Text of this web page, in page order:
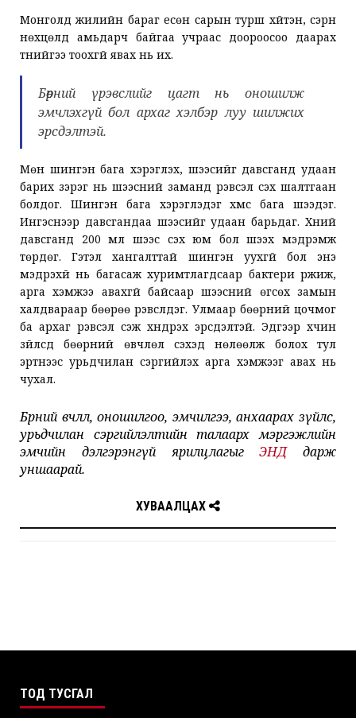
Монголд жилийн бараг есөн сарын турш хүйтэн, сэрүүн
нөхцөлд амьдарч байгаа учраас доороосоо даарах
түүнийгээ тоохгүй явах нь их.
Бөөрний үрэвслийг цагт нь оношилж
эмчлэхгүй бол архаг хэлбэр луу шилжих
эрсдэлтэй.
Мөн шингэн бага хэрэглэх, шээсийг давсганд удаан
барих зэрэг нь шээсний заманд үрэвсэл үүсэх шалтгаан
болдог. Шингэн бага хэрэглэдэг хүмүүс бага шээдэг.
Ингэснээр давсгандаа шээсийг удаан барьдаг. Хүний
давсганд 200 мл шээс үүсэх юм бол шээх мэдрэмж
төрдөг. Гэтэл хангалттай шингэн уухгүй бол энэ
мэдрэхүй нь багасаж хуримтлагдсаар бактери үржиж,
арга хэмжээ авахгүй байсаар шээсний өгсөх замын
халдвараар бөөрөө үрэвсүүлдэг. Улмаар бөөрний цочмог
ба архаг үрэвсэл үүсэж хүндрэх эрсдэлтэй. Эдгээр хүчин
зүйлсүүд бөөрний өвчлөл үүсэхэд нөлөөлж болох тул
эртнээс урьдчилан сэргийлэх арга хэмжээг авах нь
чухал.
Бөөрний өвчлөл, оношилгоо, эмчилгээ, анхаарах зүйлс,
урьдчилан сэргийлэлтийн талаарх мэргэжлийн
эмчийн дэлгэрэнгүй ярилцлагыгЭНДдарж
уншаарай.
ХУВААЛЦАХ
ТОД ТУСГАЛ